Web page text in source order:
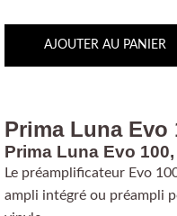
AJOUTER AU PANIER
Prima Luna Evo
Prima Luna Evo
Le préamplificateur Evo
ampli intégré ou préampli